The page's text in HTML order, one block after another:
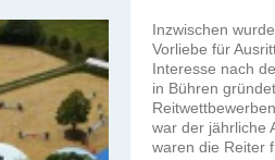
Inzwischen
Vorliebe für
Interesse nach
in Bühren
war der jährliche
waren die Reiter